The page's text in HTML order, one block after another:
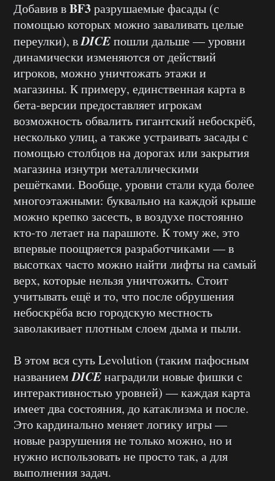
Добавив вBF3разрушаемые фасады (с
помощью которых можно заваливать целые
переулки), вDICEпошли дальше — уровни
динамически изменяются от действий
игроков, можно уничтожать этажи и
магазины. К примеру, единственная карта в
бета-версии предоставляет игрокам
возможность обвалить гигантский небоскрёб,
несколько улиц, а также устраивать засады с
помощью столбцов на дорогах или закрытия
магазина изнутри металлическими
решётками. Вообще, уровни стали куда более
многоэтажными: буквально на каждой крыше
можно крепко засесть, в воздухе постоянно
кто-то летает на парашюте. К тому же, это
впервые поощряется разработчиками — в
высотках часто можно найти лифты на самый
верх, которые нельзя уничтожить. Стоит
учитывать ещё и то, что после обрушения
небоскрёба всю городскую местность
заволакивает плотным слоем дыма и пыли.
В этом вся суть Levolution (таким пафосным
названиемDICEнаградили новые фишки с
интерактивностью уровней) — каждая карта
имеет два состояния, до катаклизма и после.
Это кардинально меняет логику игры —
новые разрушения не только можно, но и
нужно использовать не просто так, а для
выполнения задач.